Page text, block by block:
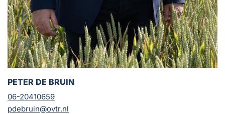
PETER DE BRUIN
06-20410659
pdebruin@ovtr.nl